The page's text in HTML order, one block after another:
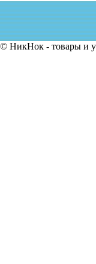
© НикНок - товары и